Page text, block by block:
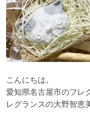
こんにちは。
愛知県名古屋市のフレ
レグランスの大野智恵